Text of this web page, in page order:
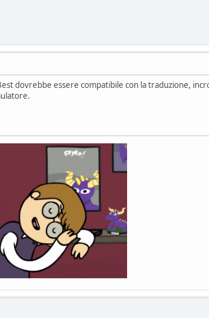
dovrebbe essere compatibile con la traduzione,